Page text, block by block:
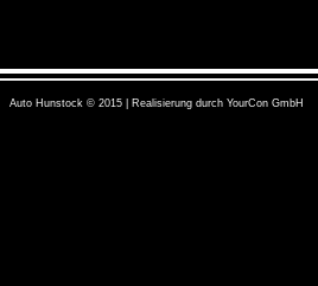
Auto Hunstock © 2015 | Realisierung durch YourCon GmbH